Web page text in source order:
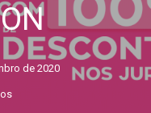
de 2020